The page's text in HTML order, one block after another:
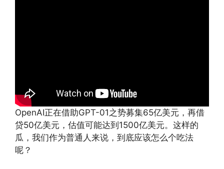
OpenAI正在借助GPT-01之势募集65亿美元，再借
贷50亿美元，估值可能达到1500亿美元。这样的
瓜，我们作为普通人来说，到底应该怎么个吃法
呢？